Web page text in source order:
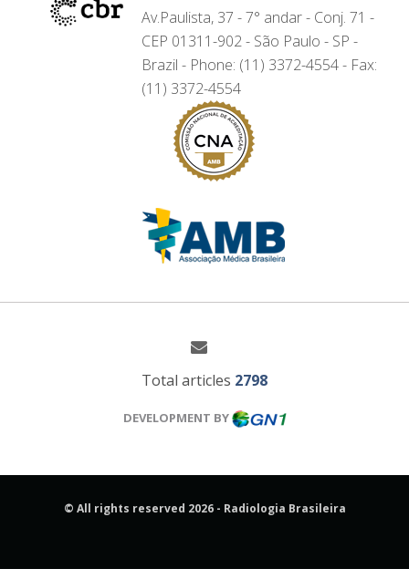
Av.Paulista, 37 - 7° andar - Conj. 71 -
CEP 01311-902 - São Paulo - SP -
Brazil - Phone: (11) 3372-4554 - Fax:
(11) 3372-4554
Total articles 2798
DEVELOPMENT BY
© All rights reserved 2026 - Radiologia Brasileira